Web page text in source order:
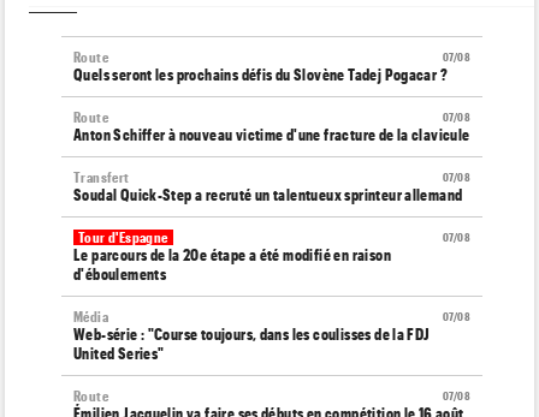
07/08
Route
Quels seront les prochains défis du Slovène Tadej Pogacar ?
07/08
Route
Anton Schiffer à nouveau victime d'une fracture de la clavicule
07/08
Transfert
Soudal Quick-Step a recruté un talentueux sprinteur allemand
07/08
Tour d'Espagne
Le parcours de la 20e étape a été modifié en raison
d'éboulements
07/08
Média
Web-série : "Course toujours, dans les coulisses de la FDJ
United Series"
07/08
Route